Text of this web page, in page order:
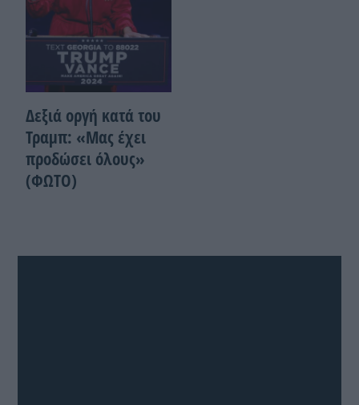
Δεξιά οργή κατά του
Τραμπ: «Μας έχει
προδώσει όλους»
(ΦΩΤΟ)